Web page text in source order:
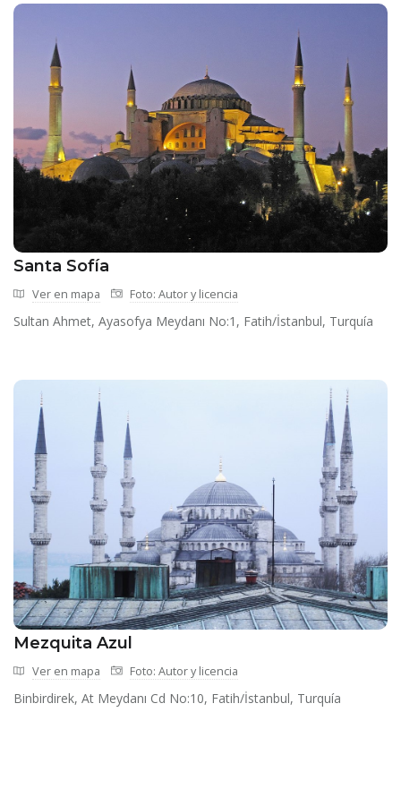
Santa Sofía
Ver en mapa Foto: Autor y licencia
Sultan Ahmet, Ayasofya Meydanı No:1, Fatih/İstanbul, Turquía
Mezquita Azul
Ver en mapa Foto: Autor y licencia
Binbirdirek, At Meydanı Cd No:10, Fatih/İstanbul, Turquía